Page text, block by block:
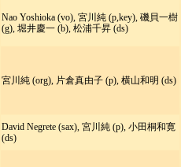
Nao Yoshioka (vo), 宮川純 (p,key), 磯貝一樹
(g), 堀井慶一 (b), 松浦千昇 (ds)
宮川純 (org), 片倉真由子 (p), 横山和明 (ds)
David Negrete (sax), 宮川純 (p), 小田桐和寛
(ds)